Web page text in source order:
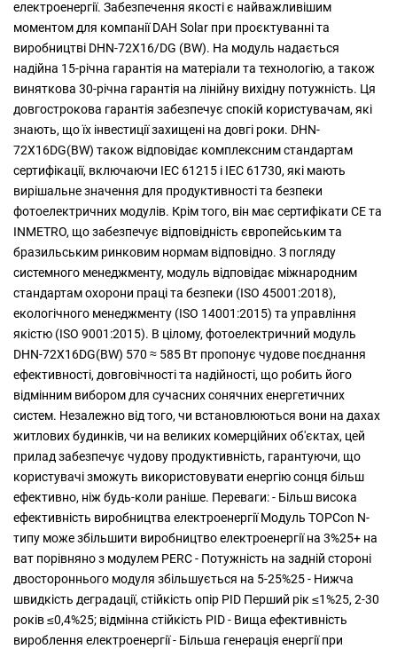
електроенергії. Забезпечення якості є найважливішим
моментом для компанії DAH Solar при проєктуванні та
виробництві DHN-72X16/DG (BW). На модуль надається
надійна 15-річна гарантія на матеріали та технологію, а також
виняткова 30-річна гарантія на лінійну вихідну потужність. Ця
довгострокова гарантія забезпечує спокій користувачам, які
знають, що їх інвестиції захищені на довгі роки. DHN-
72X16DG(BW) також відповідає комплексним стандартам
сертифікації, включаючи IEC 61215 і IEC 61730, які мають
вирішальне значення для продуктивності та безпеки
фотоелектричних модулів. Крім того, він має сертифікати CE та
INMETRO, що забезпечує відповідність європейським та
бразильським ринковим нормам відповідно. З погляду
системного менеджменту, модуль відповідає міжнародним
стандартам охорони праці та безпеки (ISO 45001:2018),
екологічного менеджменту (ISO 14001:2015) та управління
якістю (ISO 9001:2015). В цілому, фотоелектричний модуль
DHN-72X16DG(BW) 570 ≈ 585 Вт пропонує чудове поєднання
ефективності, довговічності та надійності, що робить його
відмінним вибором для сучасних сонячних енергетичних
систем. Незалежно від того, чи встановлюються вони на дахах
житлових будинків, чи на великих комерційних об'єктах, цей
прилад забезпечує чудову продуктивність, гарантуючи, що
користувачі зможуть використовувати енергію сонця більш
ефективно, ніж будь-коли раніше. Переваги: - Більш висока
ефективність виробництва електроенергії Модуль TOPCon N-
типу може збільшити виробництво електроенергії на 3%25+ на
ват порівняно з модулем PERC - Потужність на задній стороні
двостороннього модуля збільшується на 5-25%25 - Нижча
швидкість деградації, стійкість опір PID Перший рік ≤1%25, 2-30
років ≤0,4%25; відмінна стійкість PID - Вища ефективність
вироблення електроенергії - Більша генерація енергії при